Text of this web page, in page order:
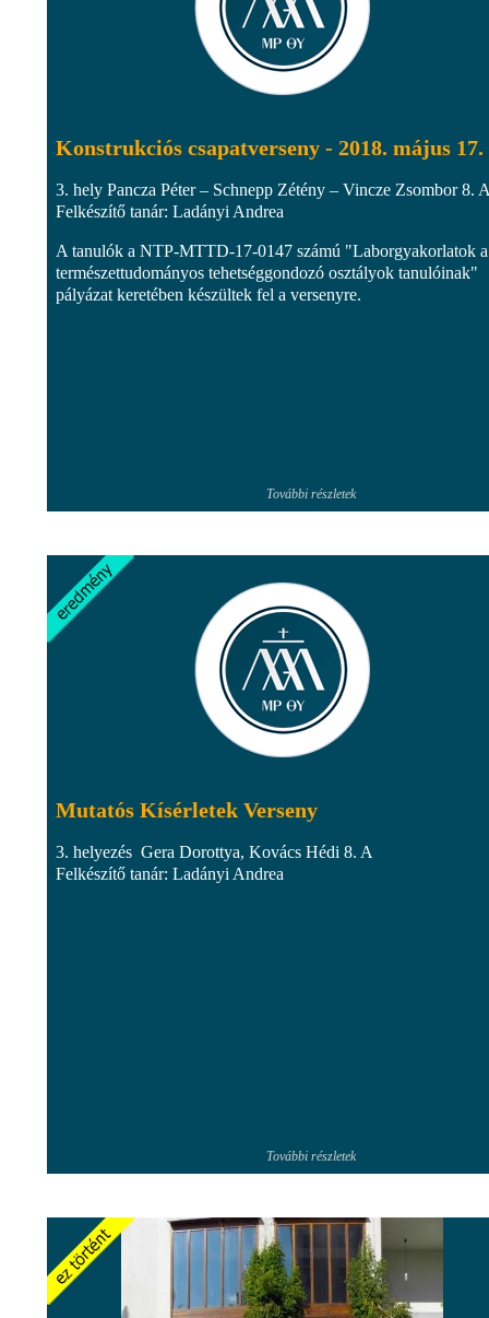
Konstrukciós csapatverseny - 2018. május 17.
3. hely Pancza Péter – Schnepp Zétény – Vincze Zsombor 8.
Felkészítő tanár: Ladányi Andrea
A tanulók a NTP-MTTD-17-0147 számú "Laborgyakorlatok a
természettudományos tehetséggondozó osztályok tanulóinak"
pályázat keretében készültek fel a versenyre.
További részletek
Mutatós Kísérletek Verseny
3. helyezés Gera Dorottya, Kovács Hédi 8. A
Felkészítő tanár: Ladányi Andrea
További részletek